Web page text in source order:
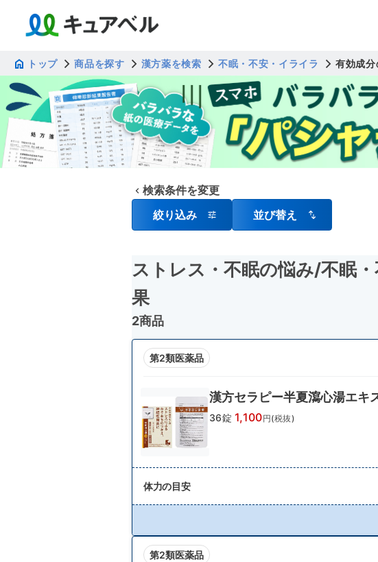
トップ 商品を探す 漢方薬を検索 不眠・不安・イライラ 有効成
検索条件を変更
絞り込み
並び替え
ストレス・不眠の悩み/不眠
果
2商品
第2類医薬品
漢方セラピー半夏瀉心湯エキ
36錠 1,100円(税抜)
体力の目安
第2類医薬品